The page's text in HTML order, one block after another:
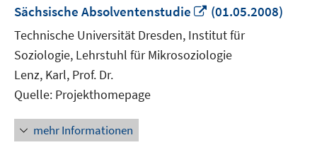
Sächsische Absolventenstudie
In
neuem
Fenster
öffnen
(01.05.2008)
Technische Universität Dresden, Institut für
Soziologie, Lehrstuhl für Mikrosoziologie
Lenz, Karl, Prof. Dr.
Quelle: Projekthomepage
mehr Informationen